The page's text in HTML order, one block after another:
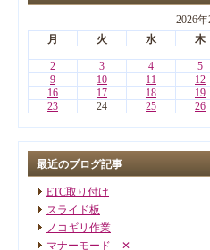
2026年
月
火 水 木
2
3 4 5
9
10 11 12
16
17 18 19
23
24 25 26
最近のブログ記事
ETC取り付け
スライド板
ノコギリ作業
マナーモード ✕